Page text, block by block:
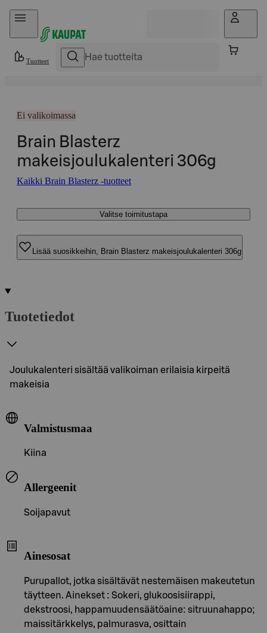
Hyppää sisältöön
Tuotteet
Ei valikoimassa
Brain Blasterz
makeisjoulukalenteri 306g
Kaikki Brain Blasterz -tuotteet
Valitse toimitustapa
Lisää suosikkeihin, Brain Blasterz makeisjoulukalenteri 306g
Tuotetiedot
Joulukalenteri sisältää valikoiman erilaisia kirpeitä
makeisia
Valmistusmaa
Kiina
Allergeenit
Soijapavut
Ainesosat
Purupallot, jotka sisältävät nestemäisen makeutetun
täytteen. Ainekset : Sokeri, glukoosisiirappi,
dekstroosi, happamuudensäätöaine: sitruunahappo;
maissitärkkelys, palmurasva, osittain